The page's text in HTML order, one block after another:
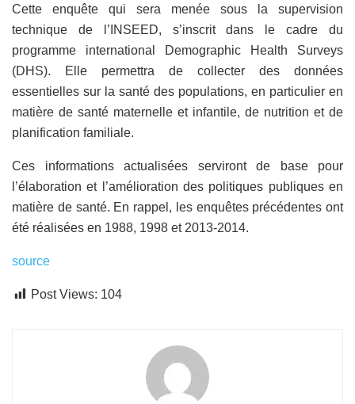
Cette enquête qui sera menée sous la supervision
technique de l’INSEED, s’inscrit dans le cadre du
programme international Demographic Health Surveys
(DHS). Elle permettra de collecter des données
essentielles sur la santé des populations, en particulier en
matière de santé maternelle et infantile, de nutrition et de
planification familiale.
Ces informations actualisées serviront de base pour
l’élaboration et l’amélioration des politiques publiques en
matière de santé. En rappel, les enquêtes précédentes ont
été réalisées en 1988, 1998 et 2013-2014.
source
Post Views: 104